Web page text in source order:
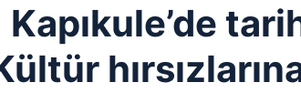
Kapıkule’de